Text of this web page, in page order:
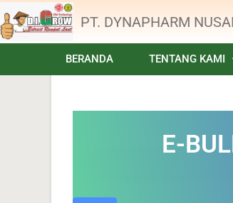
PT. DYNAPHARM
BERANDA TENTANG KAMI
E-